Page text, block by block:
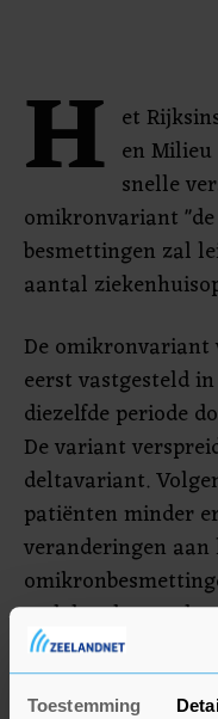
Toestemming
H et
en
snelle
omikronvariant
besmettingen zal
aantal
De omikronvariant
eerst vastgesteld
diezelfde periode
De variant
deltavariant.
patiënten minder
veranderingen
toch betekenen
ziekenhuis belanden.